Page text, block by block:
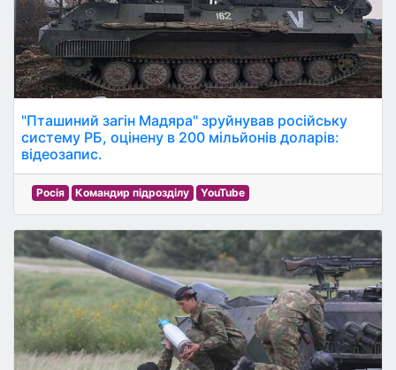
"Пташиний загін Мадяра" зруйнував російську
систему РБ, оцінену в 200 мільйонів доларів:
відеозапис.
Росія Командир підрозділу YouTube